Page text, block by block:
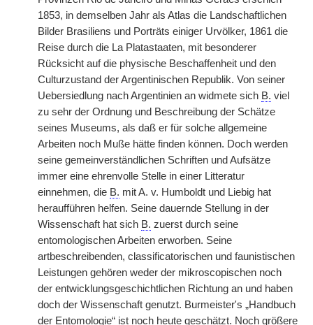
1853, in demselben Jahr als Atlas die Landschaftlichen
Bilder Brasiliens und Porträts einiger Urvölker, 1861 die
Reise durch die La Platastaaten, mit besonderer
Rücksicht auf die physische Beschaffenheit und den
Culturzustand der Argentinischen Republik. Von seiner
Uebersiedlung nach Argentinien an widmete sich B. viel
zu sehr der Ordnung und Beschreibung der Schätze
seines Museums, als daß er für solche allgemeine
Arbeiten noch Muße hätte finden können. Doch werden
seine gemeinverständlichen Schriften und Aufsätze
immer eine ehrenvolle Stelle in einer Litteratur
einnehmen, die B. mit A. v. Humboldt und Liebig hat
heraufführen helfen. Seine dauernde Stellung in der
Wissenschaft hat sich B. zuerst durch seine
entomologischen Arbeiten erworben. Seine
artbeschreibenden, classificatorischen und faunistischen
Leistungen gehören weder der mikroscopischen noch
der entwicklungsgeschichtlichen Richtung an und haben
doch der Wissenschaft genutzt. Burmeister's „Handbuch
der Entomologie“ ist noch heute geschätzt. Noch größere